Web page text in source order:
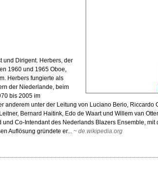
und Dirigent. Herbers, der
1960 und 1965 Oboe,
Herbers fungierte als
der Niederlande, beim
bis 2005 im
anderem unter der Leitung von Luciano Berio, Riccardo
Bernard Haitink, Edo de Waart und Willem van
Co-Intendant des Nederlands Blazers Ensemble, mit
Auflösung gründete er... ~ de.wikipedia.org